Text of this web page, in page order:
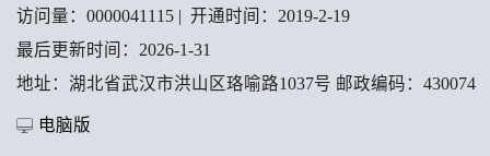
访问量： 0000041115| 开通时间： 2019-2-19
最后更新时间： 2026-1-31
地址：湖北省武汉市洪山区珞喻路1037号 邮政编码：430074
电脑版